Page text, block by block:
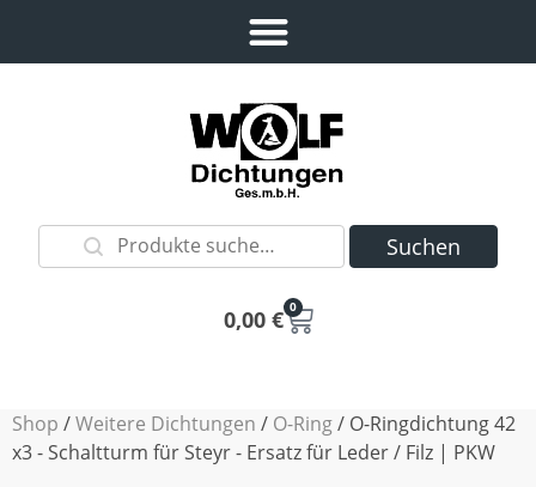
Suchen
0,00 € 0
Shop /Weitere Dichtungen / O-Ring/ O-Ringdichtung 42
x3 - Schaltturm für Steyr - Ersatz für Leder / Filz | PKW